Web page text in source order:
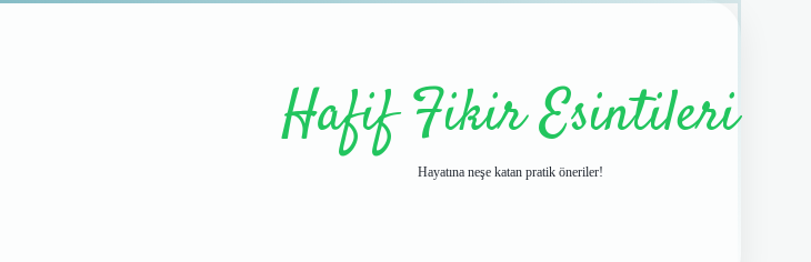
Hafif Fikir Esintileri
Hayatına neşe katan pratik öneriler!